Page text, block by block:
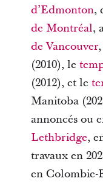
d’Edmonton,
de Montréal,
de Vancouver
(2010), le
(2012), et le
Manitoba
annoncés ou
Lethbridge,
travaux en
en Colombie-